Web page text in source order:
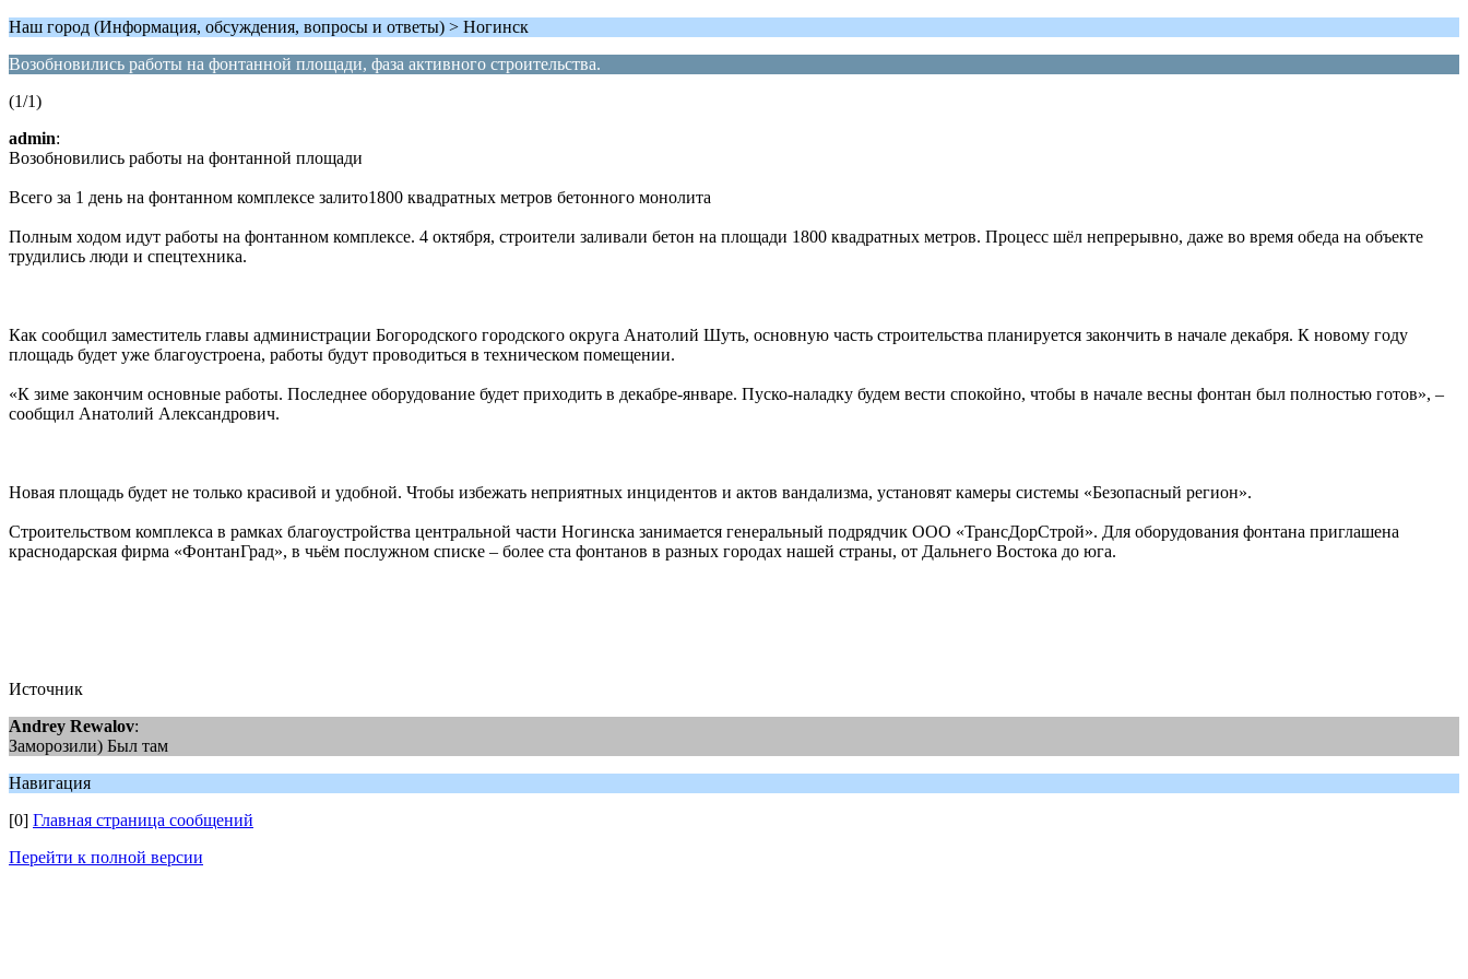
Наш город (Информация, обсуждения, вопросы и ответы) > Ногинск
Возобновились работы на фонтанной площади, фаза активного строительства.
(1/1)
admin:
Возобновились работы на фонтанной площади
Всего за 1 день на фонтанном комплексе залито1800 квадратных метров бетонного монолита
Полным ходом идут работы на фонтанном комплексе. 4 октября, строители заливали бетон на площади 1800 квадратных метров. Процесс шёл непрерывно, даже во время обеда на объекте
трудились люди и спецтехника.
Как сообщил заместитель главы администрации Богородского городского округа Анатолий Шуть, основную часть строительства планируется закончить в начале декабря. К новому году
площадь будет уже благоустроена, работы будут проводиться в техническом помещении.
«К зиме закончим основные работы. Последнее оборудование будет приходить в декабре-январе. Пуско-наладку будем вести спокойно, чтобы в начале весны фонтан был полностью готов», –
сообщил Анатолий Александрович.
Новая площадь будет не только красивой и удобной. Чтобы избежать неприятных инцидентов и актов вандализма, установят камеры системы «Безопасный регион».
Строительством комплекса в рамках благоустройства центральной части Ногинска занимается генеральный подрядчик ООО «ТрансДорСтрой». Для оборудования фонтана приглашена
краснодарская фирма «ФонтанГрад», в чьём послужном списке – более ста фонтанов в разных городах нашей страны, от Дальнего Востока до юга.
Источник
Andrey Rewalov:
Заморозили) Был там
Навигация
[0] Главная страница сообщений
Перейти к полной версии